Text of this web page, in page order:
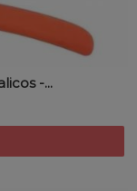
-...